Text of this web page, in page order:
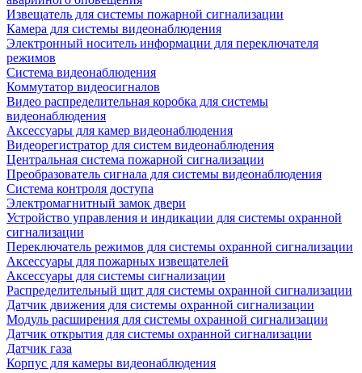
Извещатель для системы пожарной сигнализации
Камера для системы видеонаблюдения
Электронный носитель информации для переключателя
режимов
Система видеонаблюдения
Коммутатор видеосигналов
Видео распределительная коробка для системы
видеонаблюдения
Аксессуары для камер видеонаблюдения
Видеорегистратор для систем видеонаблюдения
Центральная система пожарной сигнализации
Преобразователь сигнала для системы видеонаблюдения
Система контроля доступа
Электромагнитный замок двери
Устройство управления и индикации для системы охранной
сигнализации
Переключатель режимов для системы охранной сигнализации
Аксессуары для пожарных извещателей
Аксессуары для системы сигнализации
Распределительный щит для системы охранной сигнализации
Датчик движения для системы охранной сигнализации
Модуль расширения для системы охранной сигнализации
Датчик открытия для системы охранной сигнализации
Датчик газа
Корпус для камеры видеонаблюдения